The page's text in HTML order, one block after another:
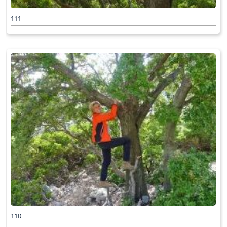
111
110